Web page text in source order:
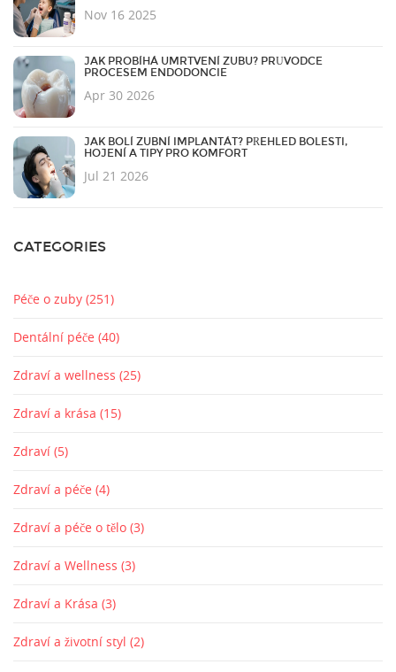
Nov 16 2025
JAK PROBÍHÁ UMRTVENÍ ZUBU? PRŮVODCE
PROCESEM ENDODONCIE
Apr 30 2026
JAK BOLÍ ZUBNÍ IMPLANTÁT? PŘEHLED BOLESTI,
HOJENÍ A TIPY PRO KOMFORT
Jul 21 2026
CATEGORIES
Péče o zuby (251)
Dentální péče (40)
Zdraví a wellness (25)
Zdraví a krása (15)
Zdraví (5)
Zdraví a péče (4)
Zdraví a péče o tělo (3)
Zdraví a Wellness (3)
Zdraví a Krása (3)
Zdraví a životní styl (2)